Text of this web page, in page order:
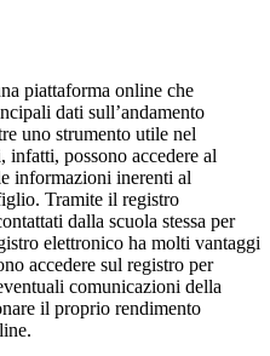
piattaforma online che
dati sull’andamento
uno strumento utile nel
possono accedere al
informazioni inerenti al
Tramite il registro
dalla scuola stessa per
elettronico ha molti vantaggi
accedere sul registro per
comunicazioni della
il proprio rendimento